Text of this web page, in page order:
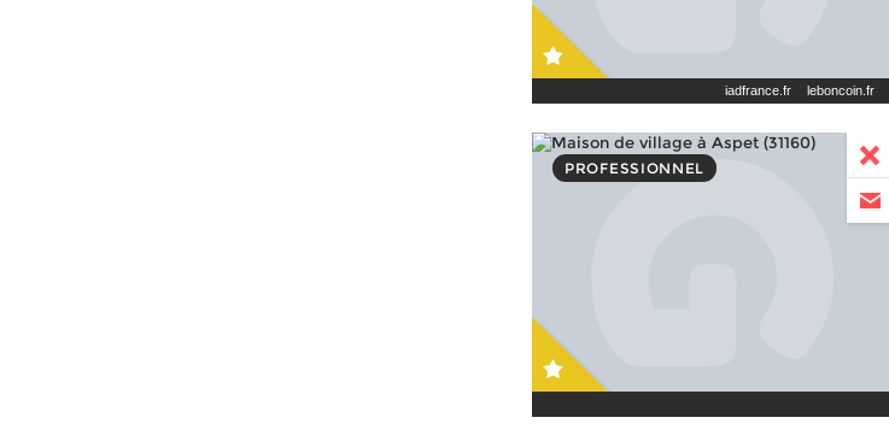
iadfrance.fr leboncoin.fr
PROFESSIONNEL